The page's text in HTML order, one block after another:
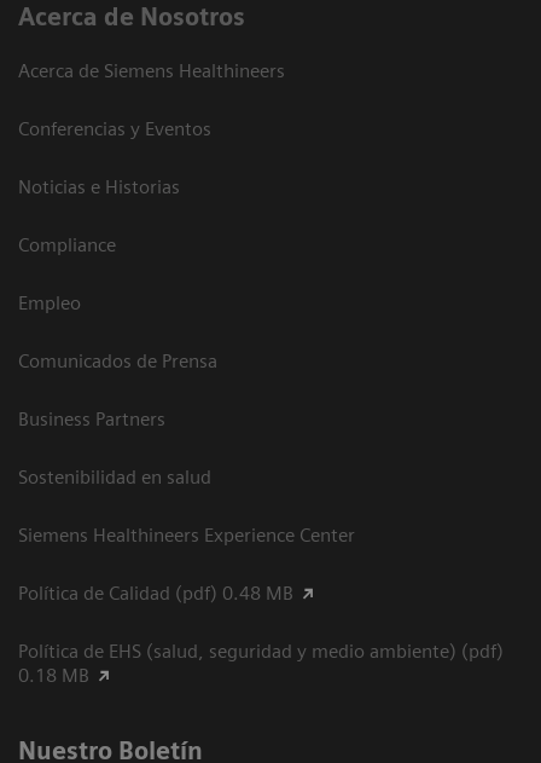
Acerca de Nosotros
Acerca de Siemens Healthineers
Conferencias y Eventos
Noticias e Historias
Compliance
Empleo
Comunicados de Prensa
Business Partners
Sostenibilidad en salud
Siemens Healthineers Experience Center
Política de Calidad (pdf) 0.48 MB
Política de EHS (salud, seguridad y medio ambiente) (pdf)
0.18 MB
Nuestro Boletín